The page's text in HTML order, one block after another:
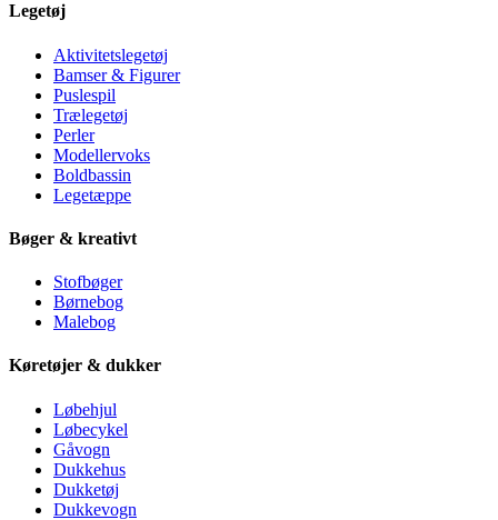
Legetøj
Aktivitetslegetøj
Bamser & Figurer
Puslespil
Trælegetøj
Perler
Modellervoks
Boldbassin
Legetæppe
Bøger & kreativt
Stofbøger
Børnebog
Malebog
Køretøjer & dukker
Løbehjul
Løbecykel
Gåvogn
Dukkehus
Dukketøj
Dukkevogn